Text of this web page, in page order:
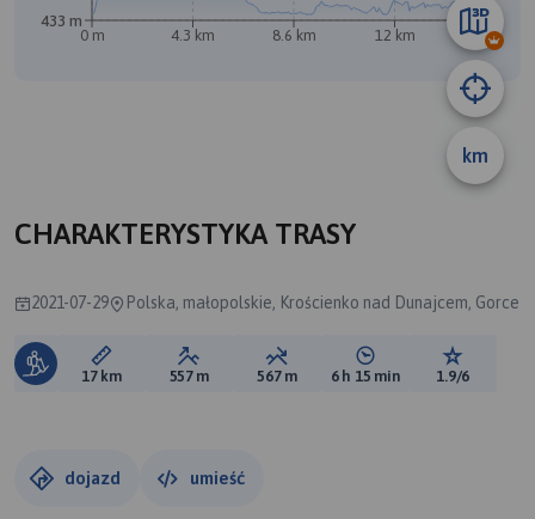
B
km
0 m 4.3 km 8.6 km 12 km 17 km
433 m
CHARAKTERYSTYKA TRASY
2021-07-29 Polska, małopolskie, Krościenko nad Dunajcem, Gorce
Długość trasy:
17 km Suma przewyższeń:
557 m Suma spadków:
567 m Średni czas potrzebny
6 h 15 min Ocena
1.9/6
dojazd umieść